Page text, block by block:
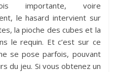
importante, voire
le hasard intervient sur
la pioche des cubes et la
le requin. Et c’est sur ce
se pose parfois, pouvant
du jeu. Si vous obtenez un